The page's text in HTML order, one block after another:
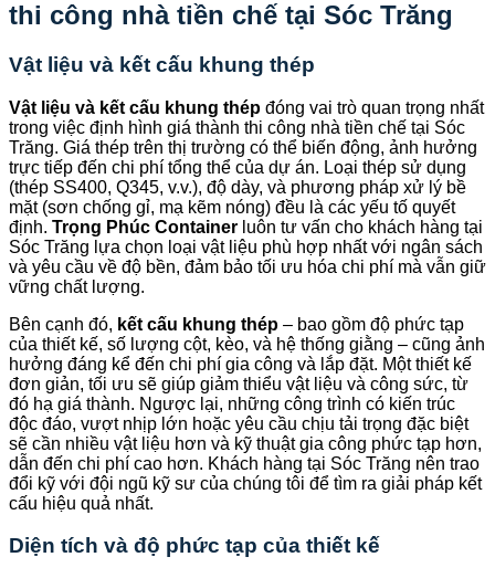
thi công nhà tiền chế tại Sóc Trăng
Vật liệu và kết cấu khung thép
Vật liệu và kết cấu khung thép đóng vai trò quan trọng nhất
trong việc định hình giá thành thi công nhà tiền chế tại Sóc
Trăng. Giá thép trên thị trường có thể biến động, ảnh hưởng
trực tiếp đến chi phí tổng thể của dự án. Loại thép sử dụng
(thép SS400, Q345, v.v.), độ dày, và phương pháp xử lý bề
mặt (sơn chống gỉ, mạ kẽm nóng) đều là các yếu tố quyết
định. Trọng Phúc Container luôn tư vấn cho khách hàng tại
Sóc Trăng lựa chọn loại vật liệu phù hợp nhất với ngân sách
và yêu cầu về độ bền, đảm bảo tối ưu hóa chi phí mà vẫn giữ
vững chất lượng.
Bên cạnh đó, kết cấu khung thép – bao gồm độ phức tạp
của thiết kế, số lượng cột, kèo, và hệ thống giằng – cũng ảnh
hưởng đáng kể đến chi phí gia công và lắp đặt. Một thiết kế
đơn giản, tối ưu sẽ giúp giảm thiểu vật liệu và công sức, từ
đó hạ giá thành. Ngược lại, những công trình có kiến trúc
độc đáo, vượt nhịp lớn hoặc yêu cầu chịu tải trọng đặc biệt
sẽ cần nhiều vật liệu hơn và kỹ thuật gia công phức tạp hơn,
dẫn đến chi phí cao hơn. Khách hàng tại Sóc Trăng nên trao
đổi kỹ với đội ngũ kỹ sư của chúng tôi để tìm ra giải pháp kết
cấu hiệu quả nhất.
Diện tích và độ phức tạp của thiết kế